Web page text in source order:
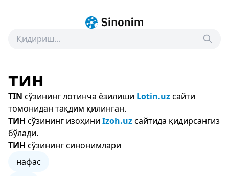
тин
TIN сўзининг лотинча ёзилиши Lotin.uzсайти
томонидан тақдим қилинган.
ТИН сўзининг изоҳини Izoh.uzсайтида қидирсангиз
бўлади.
ТИН сўзининг синонимлари
нафас